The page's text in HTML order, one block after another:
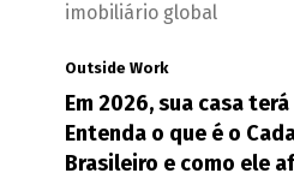
imobiliário global
Outside Work
Em 2026, sua casa terá
Entenda o que é o
Brasileiro e como ele